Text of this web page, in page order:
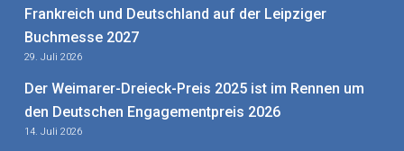
Frankreich und Deutschland auf der Leipziger
Buchmesse 2027
29. Juli 2026
Der Weimarer-Dreieck-Preis 2025 ist im Rennen um
den Deutschen Engagementpreis 2026
14. Juli 2026